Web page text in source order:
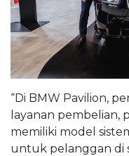
“Di BMW Pavilion,
layanan pembelian,
memiliki model
untuk pelanggan di